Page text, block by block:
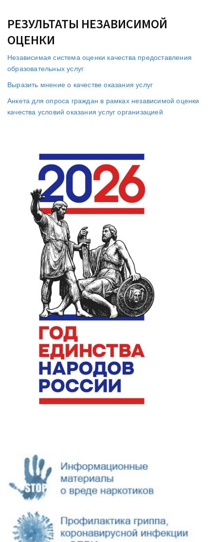
РЕЗУЛЬТАТЫ НЕЗАВИСИМОЙ
ОЦЕНКИ
Независимая система оценки качества предоставления
образовательных услуг
Выразить мнение о качестве оказания услуг
Анкета для опроса граждан в рамках независимой оценки
качества условий оказания услуг организацией